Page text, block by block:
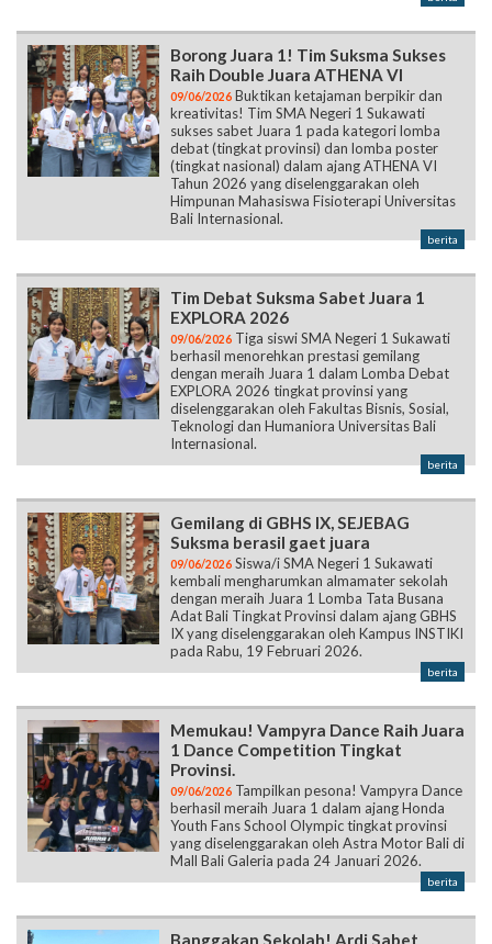
Borong Juara 1! Tim Suksma Sukses
Raih Double Juara ATHENA VI
09/06/2026 Buktikan ketajaman berpikir dan
kreativitas! Tim SMA Negeri 1 Sukawati
sukses sabet Juara 1 pada kategori lomba
debat (tingkat provinsi) dan lomba poster
(tingkat nasional) dalam ajang ATHENA VI
Tahun 2026 yang diselenggarakan oleh
Himpunan Mahasiswa Fisioterapi Universitas
Bali Internasional.
berita
Tim Debat Suksma Sabet Juara 1
EXPLORA 2026
09/06/2026 Tiga siswi SMA Negeri 1 Sukawati
berhasil menorehkan prestasi gemilang
dengan meraih Juara 1 dalam Lomba Debat
EXPLORA 2026 tingkat provinsi yang
diselenggarakan oleh Fakultas Bisnis, Sosial,
Teknologi dan Humaniora Universitas Bali
Internasional.
berita
Gemilang di GBHS IX, SEJEBAG
Suksma berasil gaet juara
09/06/2026 Siswa/i SMA Negeri 1 Sukawati
kembali mengharumkan almamater sekolah
dengan meraih Juara 1 Lomba Tata Busana
Adat Bali Tingkat Provinsi dalam ajang GBHS
IX yang diselenggarakan oleh Kampus INSTIKI
pada Rabu, 19 Februari 2026.
berita
Memukau! Vampyra Dance Raih Juara
1 Dance Competition Tingkat
Provinsi.
09/06/2026 Tampilkan pesona! Vampyra Dance
berhasil meraih Juara 1 dalam ajang Honda
Youth Fans School Olympic tingkat provinsi
yang diselenggarakan oleh Astra Motor Bali di
Mall Bali Galeria pada 24 Januari 2026.
berita
Banggakan Sekolah! Ardi Sabet